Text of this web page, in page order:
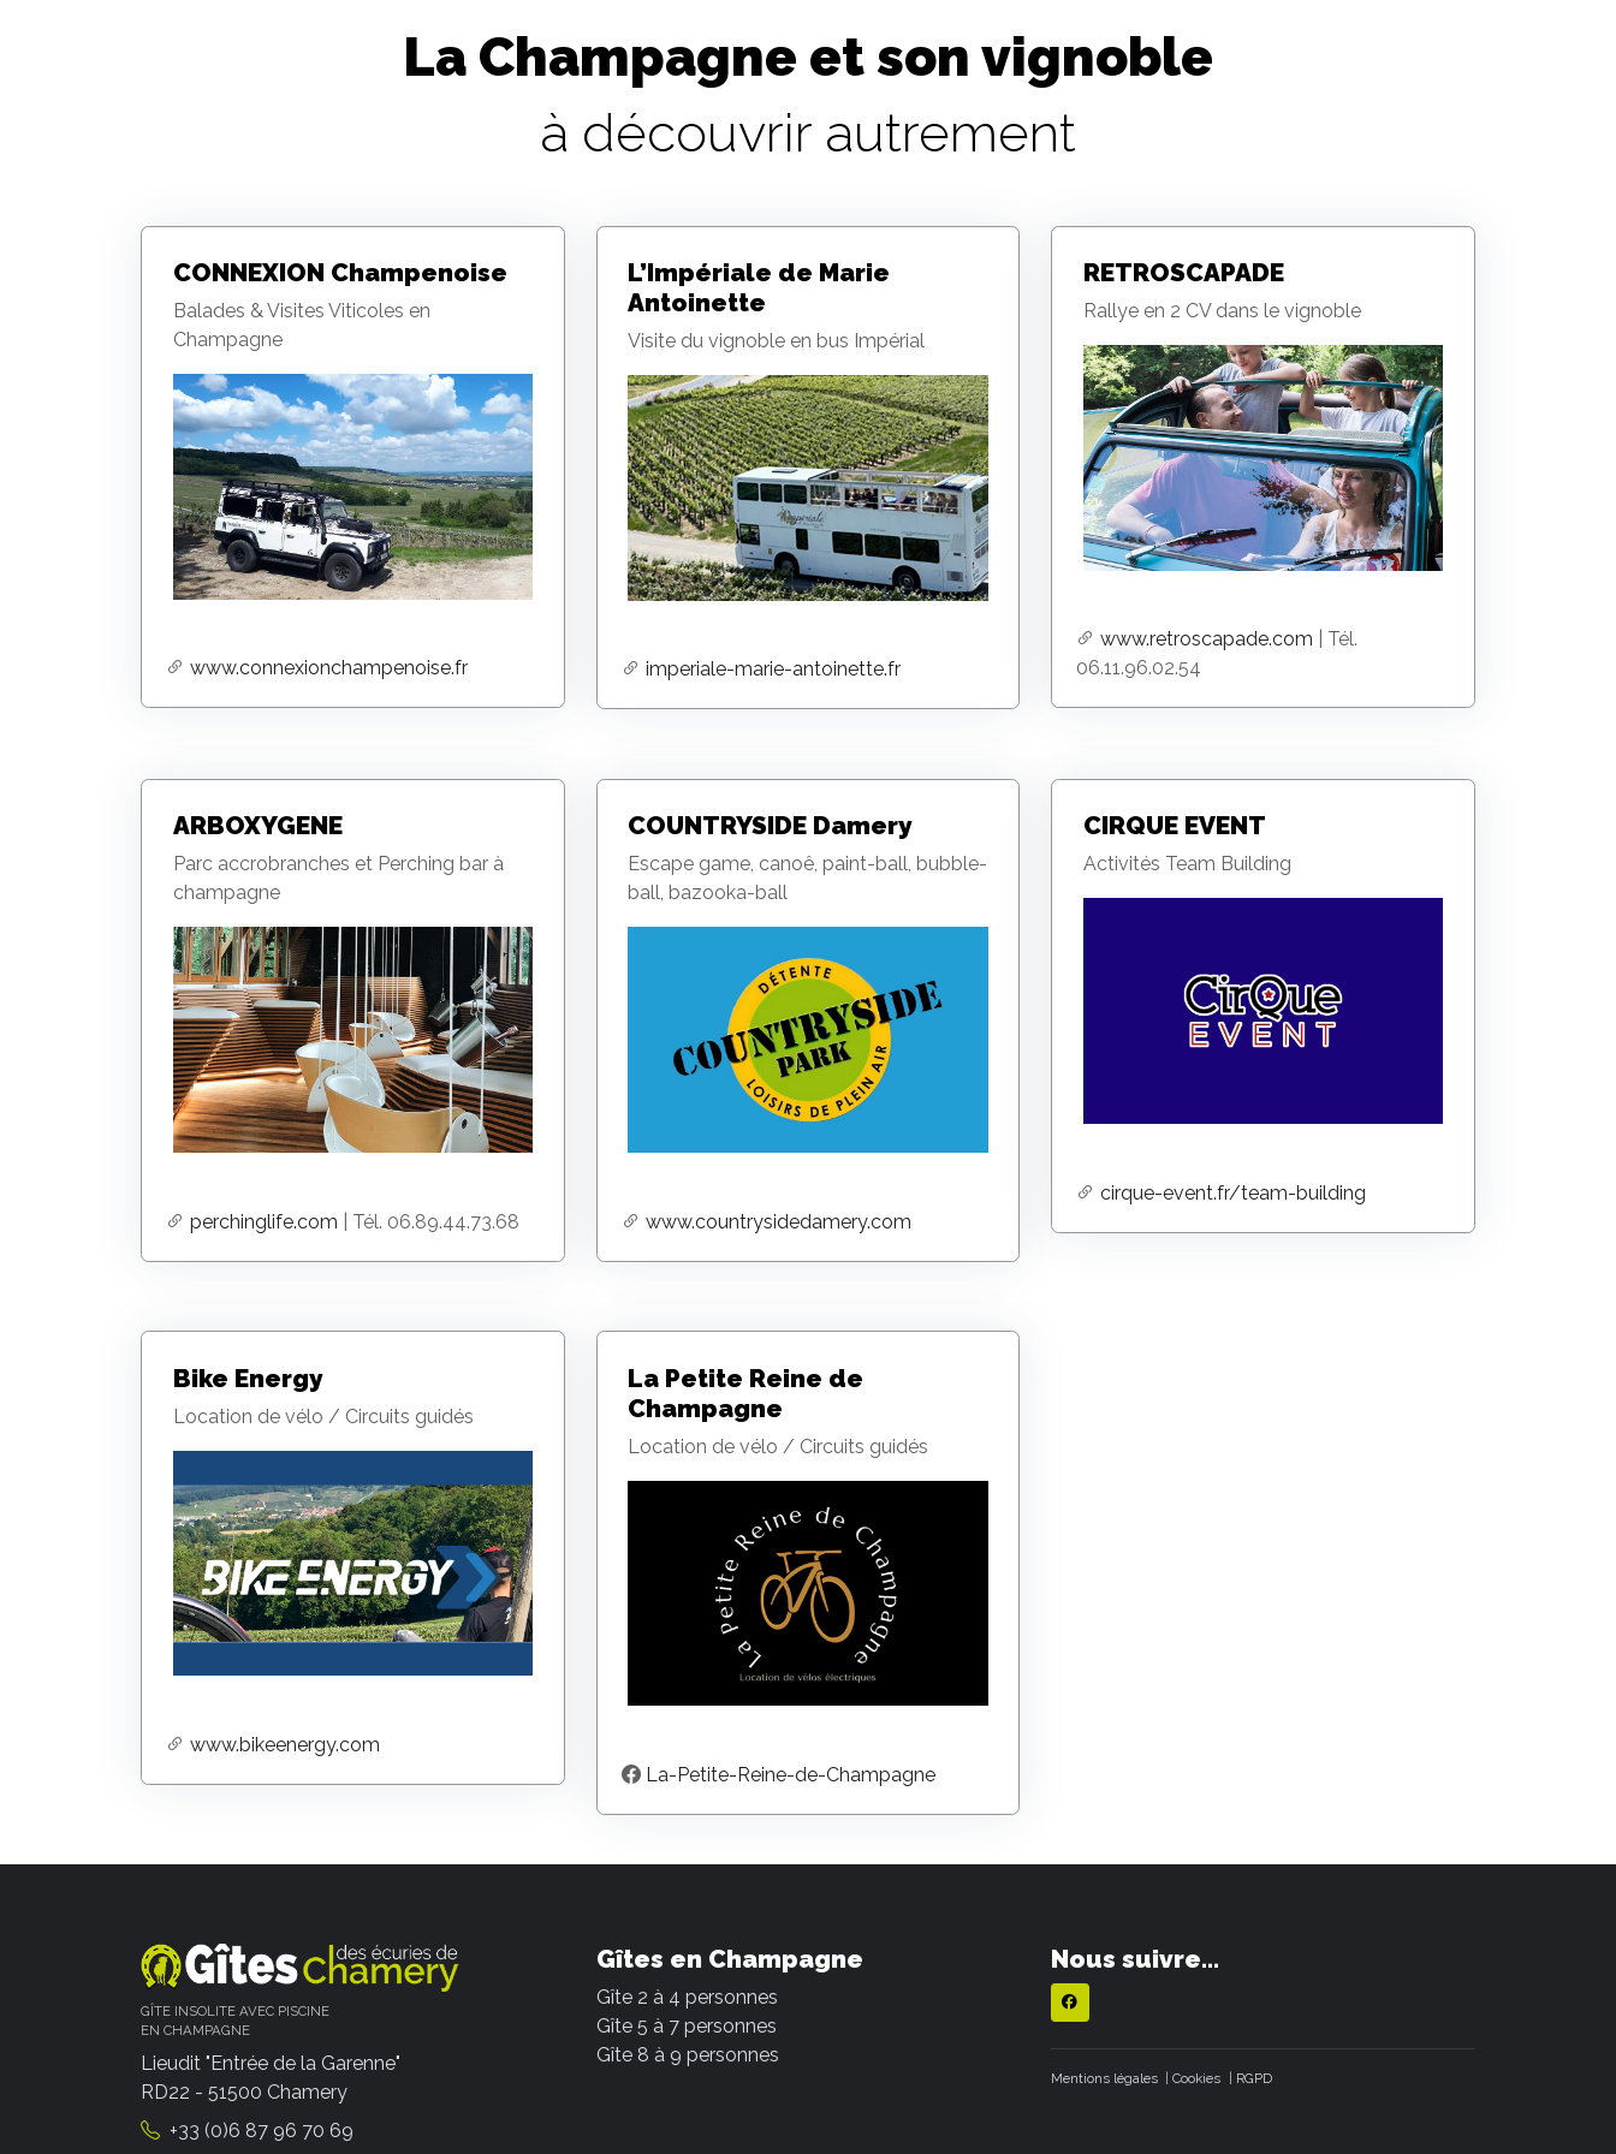
La Champagne et son vignoble
à découvrir autrement
CONNEXION Champenoise
Balades & Visites Viticoles en
Champagne
www.connexionchampenoise.fr
L’Impériale de Marie
Antoinette
Visite du vignoble en bus Impérial
imperiale-marie-antoinette.fr
RETROSCAPADE
Rallye en 2 CV dans le vignoble
www.retroscapade.com | Tél.
06.11.96.02.54
ARBOXYGENE
Parc accrobranches et Perching bar à
champagne
perchinglife.com | Tél. 06.89.44.73.68
COUNTRYSIDE Damery
Escape game, canoê, paint-ball, bubble-
ball, bazooka-ball
www.countrysidedamery.com
CIRQUE EVENT
Activités Team Building
cirque-event.fr/team-building
Bike Energy
Location de vélo / Circuits guidés
www.bikeenergy.com
La Petite Reine de
Champagne
Location de vélo / Circuits guidés
La-Petite-Reine-de-Champagne
GÎTE INSOLITE AVEC PISCINE
EN CHAMPAGNE
Lieudit "Entrée de la Garenne"
RD22 - 51500 Chamery
+33 (0)6 87 96 70 69
Gîtes en Champagne
Gîte 2 à 4 personnes
Gîte 5 à 7 personnes
Gîte 8 à 9 personnes
Nous suivre...
Mentions légales Cookies RGPD